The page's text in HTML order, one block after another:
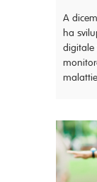
A
ha
digitale